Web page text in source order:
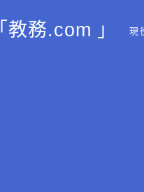
「教務.com 」 現